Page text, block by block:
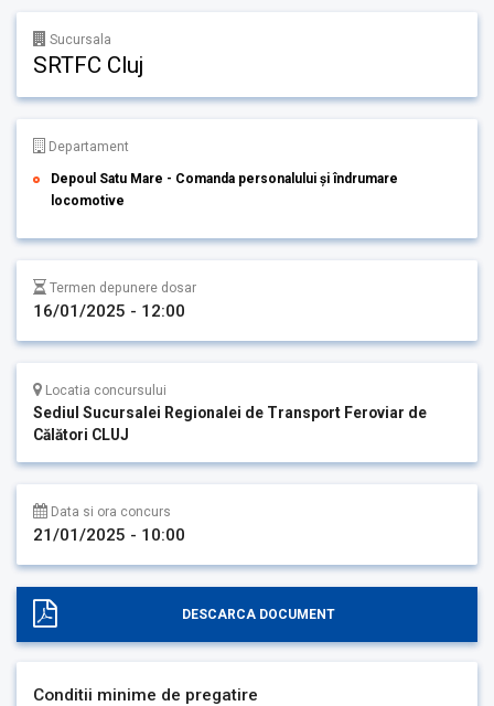
Sucursala
SRTFC Cluj
Departament
Depoul Satu Mare - Comanda personalului și îndrumare
locomotive
Termen depunere dosar
16/01/2025 - 12:00
Locatia concursului
Sediul Sucursalei Regionalei de Transport Feroviar de
Călători CLUJ
Data si ora concurs
21/01/2025 - 10:00
DESCARCA DOCUMENT
Conditii minime de pregatire